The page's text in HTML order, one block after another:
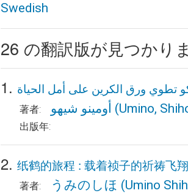
Swedish
26 の翻訳版が見つかり
1. تطوي ورق الكرين على أمل الحياة
著者: أومينو شيهو (Umino,
出版年:
2. 纸鹤的旅程 : 载着祯子的祈祷飞翔
著者: うみのしほ (Umino